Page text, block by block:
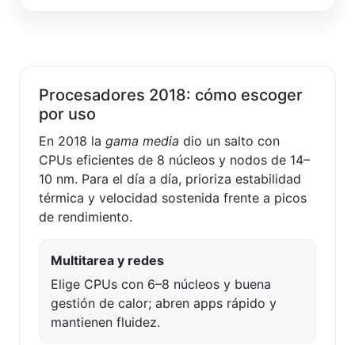
Procesadores 2018: cómo escoger
por uso
En 2018 la gama media dio un salto con
CPUs eficientes de 8 núcleos y nodos de 14–
10 nm. Para el día a día, prioriza estabilidad
térmica y velocidad sostenida frente a picos
de rendimiento.
Multitarea y redes
Elige CPUs con 6–8 núcleos y buena
gestión de calor; abren apps rápido y
mantienen fluidez.